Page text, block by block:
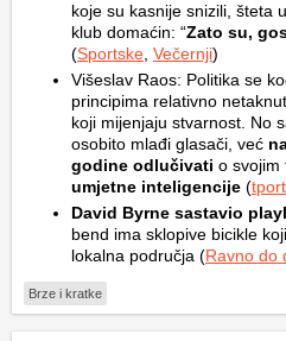
koje su kasnije snizili, šteta
klub domaćin: “Zato su,
(Sportske Večernji)
Višeslav Raos: Politika se
principima relativno
koji mijenjaju stvarnost. No
osobito mlađi glasači, već
godine odlučivati o svojim
umjetne inteligencije (
David Byrne sastavio
bend ima sklopive bicikle
lokalna područja (Ravno do
Brze i kratke